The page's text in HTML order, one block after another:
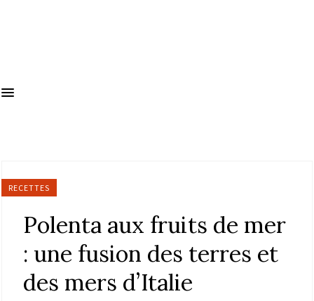
RECETTES
Polenta aux fruits de mer
: une fusion des terres et
des mers d’Italie